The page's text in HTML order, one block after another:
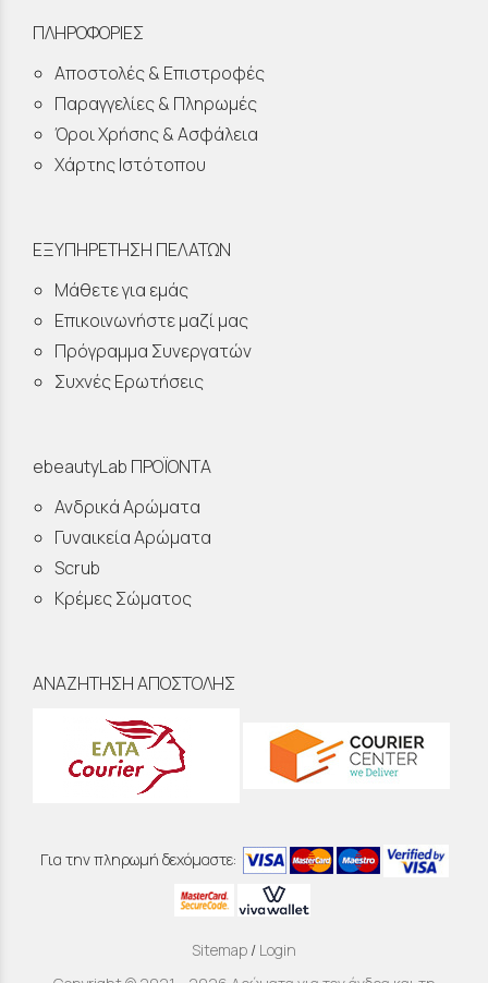
ΠΛΗΡΟΦΟΡΙΕΣ
Αποστολές & Επιστροφές
Παραγγελίες & Πληρωμές
Όροι Χρήσης & Ασφάλεια
Χάρτης Ιστότοπου
ΕΞΥΠΗΡΕΤΗΣΗ ΠΕΛΑΤΩΝ
Μάθετε για εμάς
Επικοινωνήστε μαζί μας
Πρόγραμμα Συνεργατών
Συχνές Ερωτήσεις
ebeautyLab ΠΡΟΪΟΝΤΑ
Ανδρικά Αρώματα
Γυναικεία Αρώματα
Scrub
Κρέμες Σώματος
ΑΝΑΖΗΤΗΣΗ ΑΠΟΣΤΟΛΗΣ
Για την πληρωμή δεχόμαστε:
Sitemap / Login